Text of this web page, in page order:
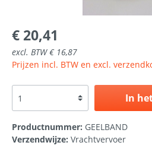
€ 20,41
excl. BTW € 16,87
Prijzen incl. BTW en excl.
In
Productnummer: GEELBAND
Verzendwijze: Vrachtvervoer